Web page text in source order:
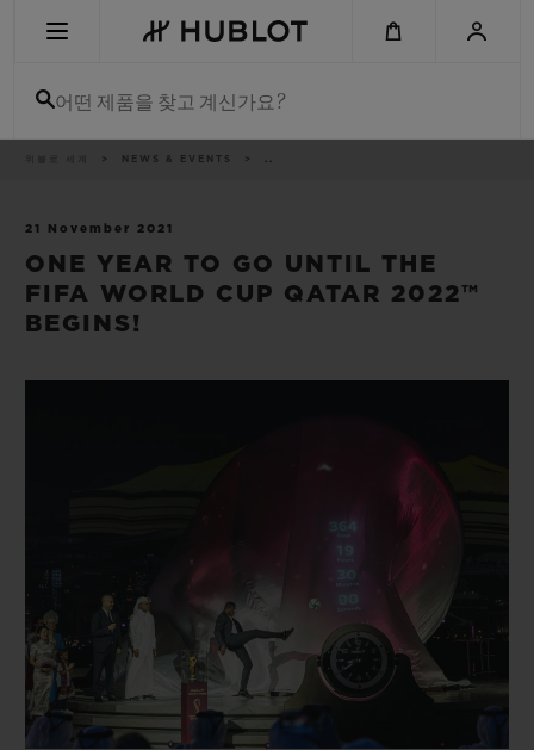
어떤 제품을 찾고 계신가요?
NEWS & EVENTS ..
21 November 2021
ONE YEAR TO GO UNTIL THE
FIFA WORLD CUP QATAR 2022™
BEGINS!
신제품
온라인 익스클
익스클루시브 서비스
5+5 워런티